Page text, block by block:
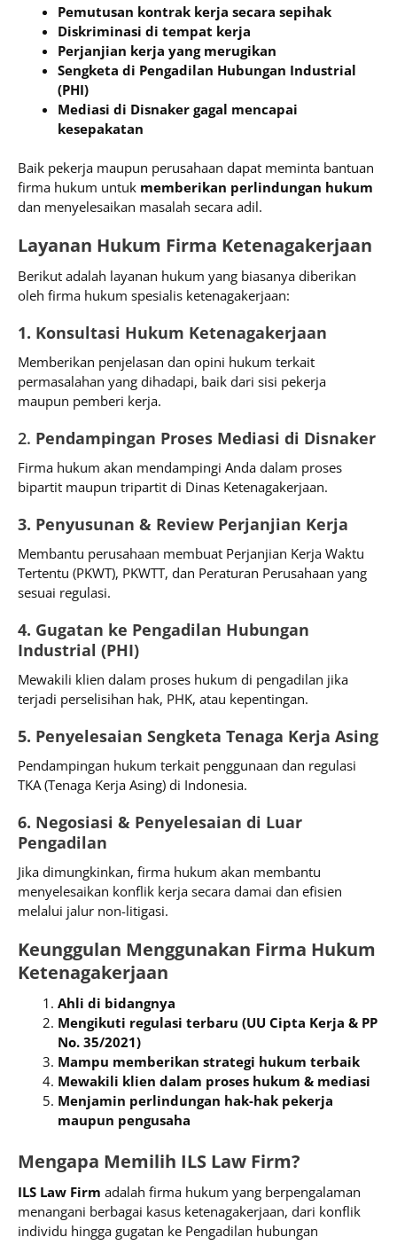
Pemutusan kontrak kerja secara sepihak
Diskriminasi di tempat kerja
Perjanjian kerja yang merugikan
Sengketa di Pengadilan Hubungan Industrial
(PHI)
Mediasi di Disnaker gagal mencapai
kesepakatan
Baik pekerja maupun perusahaan dapat meminta bantuan
firma hukum untuk memberikan perlindungan hukum
dan menyelesaikan masalah secara adil.
Layanan Hukum Firma Ketenagakerjaan
Berikut adalah layanan hukum yang biasanya diberikan
oleh firma hukum spesialis ketenagakerjaan:
1. Konsultasi Hukum Ketenagakerjaan
Memberikan penjelasan dan opini hukum terkait
permasalahan yang dihadapi, baik dari sisi pekerja
maupun pemberi kerja.
2. Pendampingan Proses Mediasi di Disnaker
Firma hukum akan mendampingi Anda dalam proses
bipartit maupun tripartit di Dinas Ketenagakerjaan.
3. Penyusunan & Review Perjanjian Kerja
Membantu perusahaan membuat Perjanjian Kerja Waktu
Tertentu (PKWT), PKWTT, dan Peraturan Perusahaan yang
sesuai regulasi.
4. Gugatan ke Pengadilan Hubungan
Industrial (PHI)
Mewakili klien dalam proses hukum di pengadilan jika
terjadi perselisihan hak, PHK, atau kepentingan.
5. Penyelesaian Sengketa Tenaga Kerja Asing
Pendampingan hukum terkait penggunaan dan regulasi
TKA (Tenaga Kerja Asing) di Indonesia.
6. Negosiasi & Penyelesaian di Luar
Pengadilan
Jika dimungkinkan, firma hukum akan membantu
menyelesaikan konflik kerja secara damai dan efisien
melalui jalur non-litigasi.
Keunggulan Menggunakan Firma Hukum
Ketenagakerjaan
Ahli di bidangnya
Mengikuti regulasi terbaru (UU Cipta Kerja & PP
No. 35/2021)
Mampu memberikan strategi hukum terbaik
Mewakili klien dalam proses hukum & mediasi
Menjamin perlindungan hak-hak pekerja
maupun pengusaha
Mengapa Memilih ILS Law Firm?
ILS Law Firm adalah firma hukum yang berpengalaman
menangani berbagai kasus ketenagakerjaan, dari konflik
individu hingga gugatan ke Pengadilan hubungan